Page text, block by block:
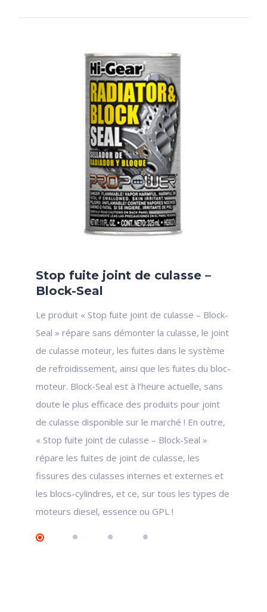
Stop fuite joint de culasse –
Block-Seal
Le produit « Stop fuite joint de culasse – Block-
Seal » répare sans démonter la culasse, le joint
de culasse moteur, les fuites dans le système
de refroidissement, ainsi que les fuites du bloc-
moteur. Block-Seal est à l’heure actuelle, sans
doute le plus efficace des produits pour joint
de culasse disponible sur le marché ! En outre,
« Stop fuite joint de culasse – Block-Seal »
répare les fuites de joint de culasse, les
fissures des culasses internes et externes et
les blocs-cylindres, et ce, sur tous les types de
moteurs diesel, essence ou GPL !